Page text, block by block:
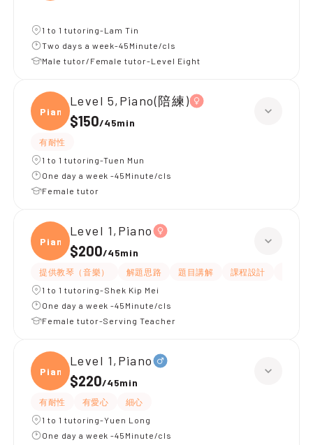
1 to 1 tutoring-Lam Tin
Two days a week-45Minute/cls
Male tutor/Female tutor-Level Eight
Piano
Level 5,Piano(陪練)
$150/45min
有耐性
1 to 1 tutoring-Tuen Mun
One day a week -45Minute/cls
Female tutor
Piano
Level 1,Piano
$200/45min
提供教琴（音樂） 解題思路 題目講解 課程設計
1 to 1 tutoring-Shek Kip Mei
One day a week -45Minute/cls
Female tutor-Serving Teacher
Piano
Level 1,Piano
$220/45min
有耐性 有愛心
細心
1 to 1 tutoring-Yuen Long
One day a week -45Minute/cls